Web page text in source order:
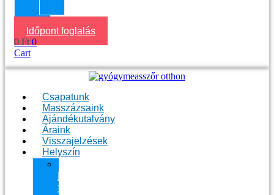
Időpont foglalás
0 Ft 0
Cart
Csapatunk
Masszázsaink
Ajándékutalvány
Áraink
Visszajelzések
Helyszín
kerület
Masszázs